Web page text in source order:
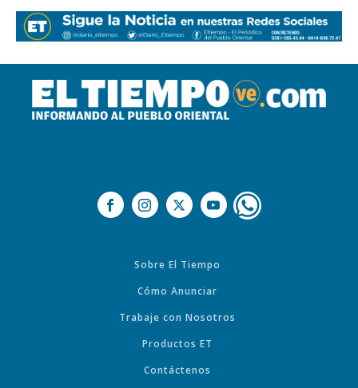
Sobre El Tiempo
Cómo Anunciar
Trabaje con Nosotros
Productos ET
Contáctenos